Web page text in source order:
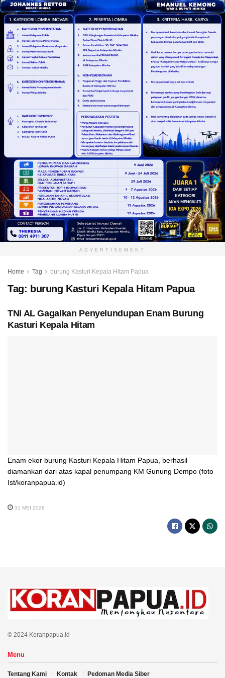
ADVERTISEMENT
Home Tag burung Kasturi Kepala Hitam Papua
Tag: burung Kasturi Kepala Hitam Papua
TNI AL Gagalkan Penyelundupan Enam Burung
Kasturi Kepala Hitam
Enam ekor burung Kasturi Kepala Hitam Papua, berhasil
diamankan dari atas kapal penumpang KM Gunung Dempo (foto
Ist/koranpapua.id)
31 MEI 2026
© 2024 Koranpapua.id
Menu
Tentang Kami Kontak Pedoman Media Siber